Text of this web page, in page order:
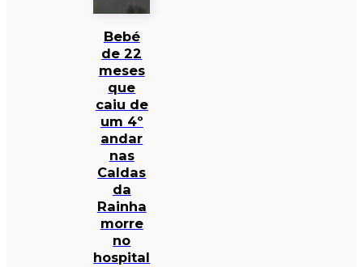
Bebé
de 22
meses
que
caiu de
um 4º
andar
nas
Caldas
da
Rainha
morre
no
hospital